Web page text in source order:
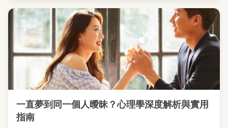
一直夢到同一個人曖昧？心理學深度解析與實用
指南